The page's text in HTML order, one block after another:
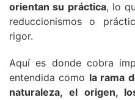
orientan su práctica, lo
reduccionismos o
rigor.
Aquí es donde cobra
entendida como la rama
naturaleza, el origen,